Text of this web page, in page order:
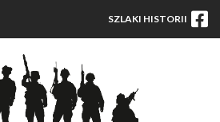
SZLAKI HISTORII